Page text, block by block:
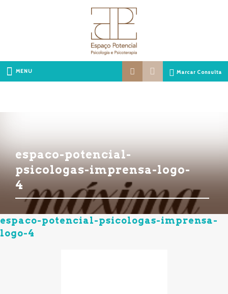
MENU Marcar Consulta
espaco-potencial-
psicologas-imprensa-logo-
4
espaco-potencial-psicologas-imprensa-
logo-4